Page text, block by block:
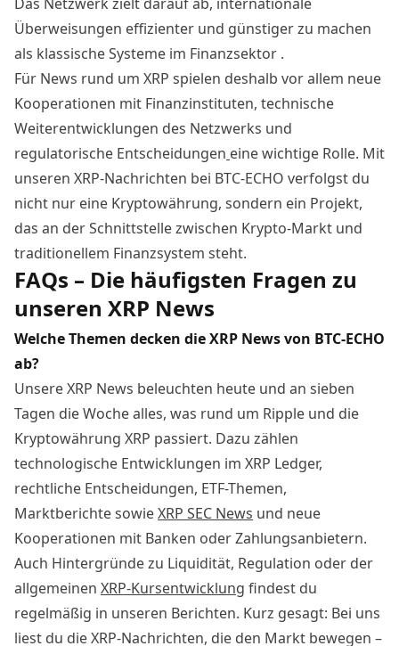
Überweisungen effizienter und günstiger zu machen
als klassische Systeme im Finanzsektor .
Für News rund um XRP spielen deshalb vor allem neue
Kooperationen mit Finanzinstituten, technische
Weiterentwicklungen des Netzwerks und
regulatorische Entscheidungen eine wichtige Rolle. Mit
unseren XRP-Nachrichten bei BTC-ECHO verfolgst du
nicht nur eine Kryptowährung, sondern ein Projekt,
das an der Schnittstelle zwischen Krypto-Markt und
traditionellem Finanzsystem steht.
FAQs – Die häufigsten Fragen zu
unseren XRP News
Welche Themen decken die XRP News von BTC-ECHO
ab?
Unsere XRP News beleuchten heute und an sieben
Tagen die Woche alles, was rund um Ripple und die
Kryptowährung XRP passiert. Dazu zählen
technologische Entwicklungen im XRP Ledger,
rechtliche Entscheidungen, ETF-Themen,
Marktberichte sowieXRP SEC News und neue
Kooperationen mit Banken oder Zahlungsanbietern.
Auch Hintergründe zu Liquidität, Regulation oder der
allgemeinen XRP-Kursentwicklung findest du
regelmäßig in unseren Berichten. Kurz gesagt: Bei uns
liest du die XRP-Nachrichten, die den Markt bewegen –